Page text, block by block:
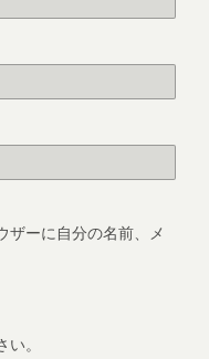
ザーに自分の名前、メ
。